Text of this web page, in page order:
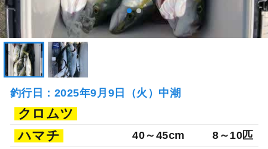
釣行日：2025年9月9日（火）中潮
クロムツ
ハマチ
40～45cm 8～10匹